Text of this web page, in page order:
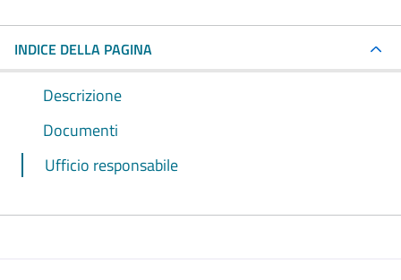
INDICE DELLA PAGINA
Descrizione
Documenti
Ufficio responsabile